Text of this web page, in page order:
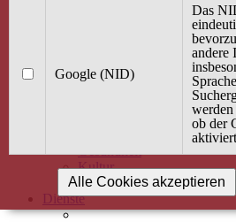
Angebot / Kurs suchen
Babybauch & Elternschaft
Gesundheit
Kultur
Alle Kurse
Dienste
Google (NID)
Das
andere
ob der
Alle Cookies akzeptieren